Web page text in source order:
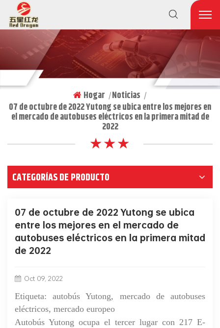
Hogar | Noticias |
07 de octubre de 2022 Yutong se ubica entre los mejores en
el mercado de autobuses eléctricos en la primera mitad de
2022
★ ★ ★
CATEGORÍAS DE PRODUCTO
07 de octubre de 2022 Yutong se ubica
entre los mejores en el mercado de
autobuses eléctricos en la primera mitad
de 2022
Oct 09, 2022
Etiqueta: autobús Yutong, mercado de autobuses
eléctricos, mercado europeo
Autobús Yutong ocupa el tercer lugar con 217 E-